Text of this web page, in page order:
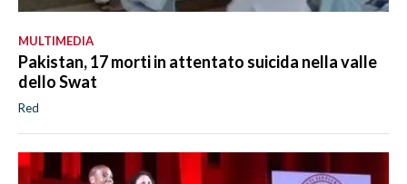
MULTIMEDIA
Pakistan, 17 morti in attentato suicida nella valle
dello Swat
Red